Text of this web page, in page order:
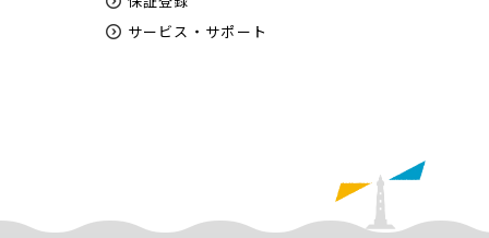
サービス・サポート